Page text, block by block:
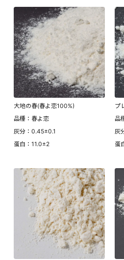
大地の春(春よ恋100%)
品種：春よ恋
灰分：0.45±0.1
蛋白：11.0±2
プ
品
灰
蛋